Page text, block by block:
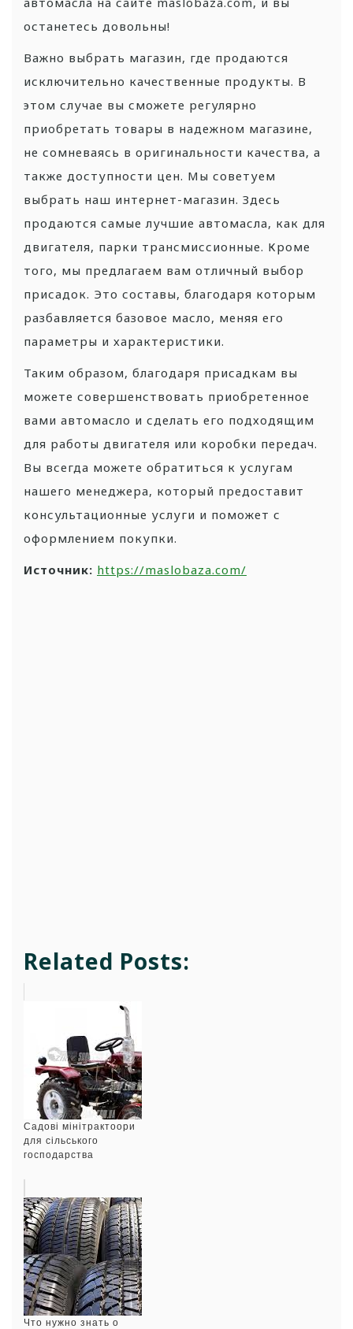
останетесь довольны!
Важно выбрать магазин, где продаются
исключительно качественные продукты. В
этом случае вы сможете регулярно
приобретать товары в надежном магазине,
не сомневаясь в оригинальности качества, а
также доступности цен. Мы советуем
выбрать наш интернет-магазин. Здесь
продаются самые лучшие автомасла, как для
двигателя, парки трансмиссионные. Кроме
того, мы предлагаем вам отличный выбор
присадок. Это составы, благодаря которым
разбавляется базовое масло, меняя его
параметры и характеристики.
Таким образом, благодаря присадкам вы
можете совершенствовать приобретенное
вами автомасло и сделать его подходящим
для работы двигателя или коробки передач.
Вы всегда можете обратиться к услугам
нашего менеджера, который предоставит
консультационные услуги и поможет с
оформлением покупки.
Источник: https://maslobaza.com/
Related Posts:
Садові мінітрактоори
для сільського
господарства
Что нужно знать о